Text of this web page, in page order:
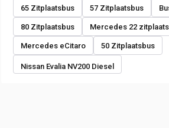
65 Zitplaatsbus 57 Zitplaatsbus
80 Zitplaatsbus Mercedes 22
Mercedes eCitaro 50 Zitplaatsbus
Nissan Evalia NV200 Diesel